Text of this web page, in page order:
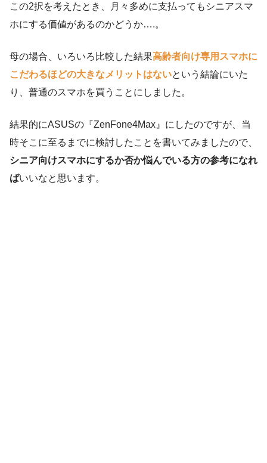
この2択を考えたとき、月々多めに支払ってもシニアスマ
ホにする価値があるのかどうか….。
母の場合、いろいろ比較した結果高齢者向け専用スマホに
こだわるほどの大きなメリットはないという結論にいた
り、普通のスマホを買うことにしました。
結果的にASUSの『ZenFone4Max』にしたのですが、当
時そこに至るまでに検討したことを書いてみましたので、
シニア向けスマホにするか否か悩んでいる方の参考になれ
ばいいなと思います。